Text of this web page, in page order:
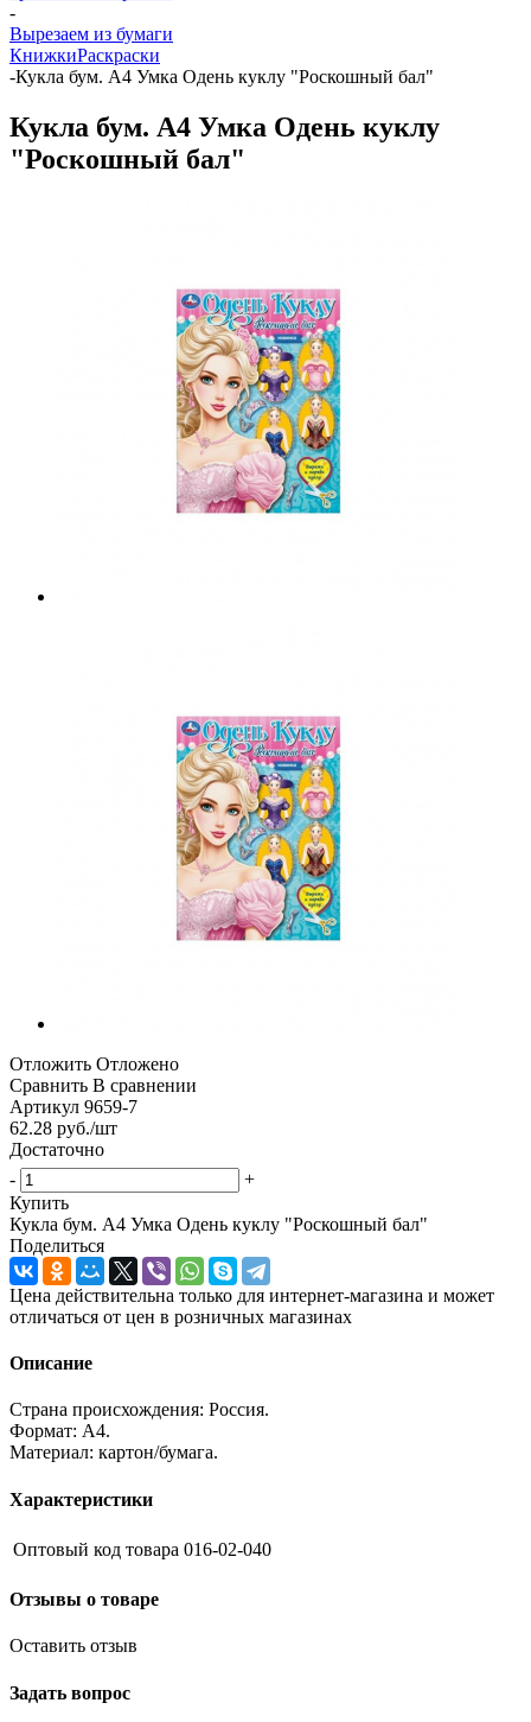
-
Вырезаем из бумаги
КнижкиРаскраски
-Кукла бум. А4 Умка Одень куклу "Роскошный бал"
Кукла бум. А4 Умка Одень куклу
"Роскошный бал"
Отложить Отложено
Сравнить В сравнении
Артикул 9659-7
62.28 руб./шт
Достаточно
-
+
Купить
Кукла бум. А4 Умка Одень куклу "Роскошный бал"
Поделиться
Цена действительна только для интернет-магазина и может
отличаться от цен в розничных магазинах
Описание
Страна происхождения: Россия.
Формат: А4.
Материал: картон/бумага.
Характеристики
Оптовый код товара 016-02-040
Отзывы о товаре
Оставить отзыв
Задать вопрос